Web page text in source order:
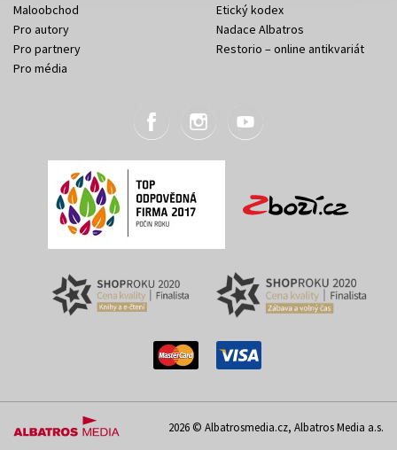
Maloobchod
Pro autory
Pro partnery
Pro média
Etický kodex
Nadace Albatros
Restorio – online antikvariát
2026 © Albatrosmedia.cz, Albatros Media a.s.